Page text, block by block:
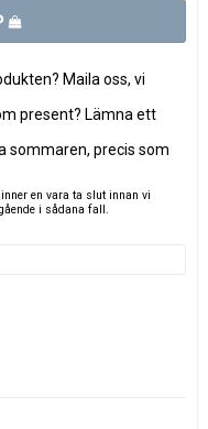
Maila oss, vi
present? Lämna ett
sommaren, precis som
en vara ta slut innan vi
i sådana fall.